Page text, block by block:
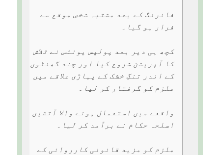
فائرنگ کے بعد مشتبہ شخص موقع سے
فرار ہو گیا۔
کچھ ہی دیر بعد پولیس یونٹس نے تلاش
کا آپریشن شروع کیا اور چند گھنٹوں
کے اندر تنگِ خشک کے پہاڑی علاقے میں
ملزم کو گرفتار کر لیا۔
واقعے میں استعمال ہونے والا آتشیں
اسلحہ حکام نے برآمد کر لیا۔
ملزم کو مزید قانونی کارروائی کے